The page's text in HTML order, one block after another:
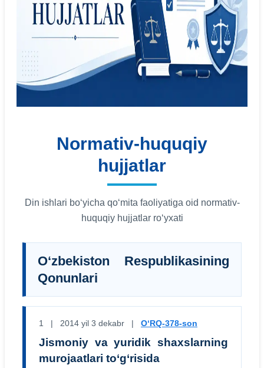
Normativ-huquqiy
hujjatlar
Din ishlari bo‘yicha qo‘mita faoliyatiga oid normativ-
huquqiy hujjatlar ro‘yxati
O‘zbekiston Respublikasining
Qonunlari
1 | 2014 yil 3 dekabr | O‘RQ-378-son
Jismoniy va yuridik shaxslarning
murojaatlari to‘g‘risida